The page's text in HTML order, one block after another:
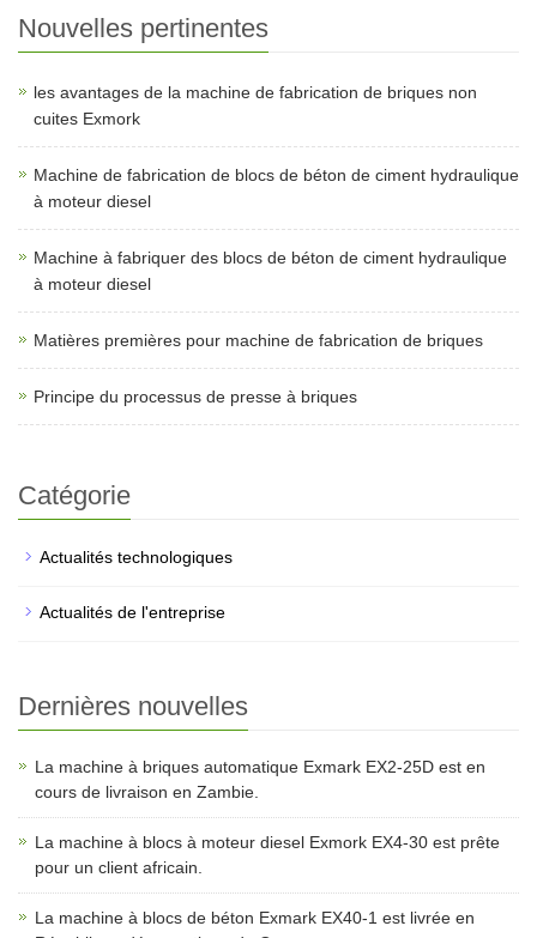
Nouvelles pertinentes
les avantages de la machine de fabrication de briques non
cuites Exmork
Machine de fabrication de blocs de béton de ciment hydraulique
à moteur diesel
Machine à fabriquer des blocs de béton de ciment hydraulique
à moteur diesel
Matières premières pour machine de fabrication de briques
Principe du processus de presse à briques
Catégorie
Actualités technologiques
Actualités de l'entreprise
Dernières nouvelles
La machine à briques automatique Exmark EX2-25D est en
cours de livraison en Zambie.
La machine à blocs à moteur diesel Exmork EX4-30 est prête
pour un client africain.
La machine à blocs de béton Exmark EX40-1 est livrée en